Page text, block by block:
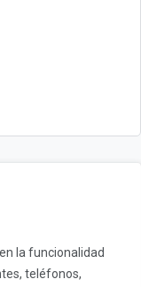
la funcionalidad
teléfonos,